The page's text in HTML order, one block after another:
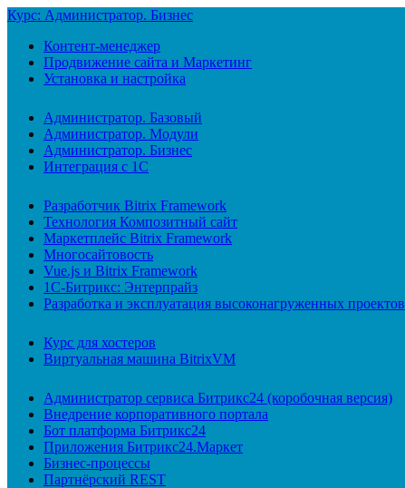
Курс: Администратор. Бизнес
Контент-менеджер
Продвижение сайта и Маркетинг
Установка и настройка
Администратор. Базовый
Администратор. Модули
Администратор. Бизнес
Интеграция с 1С
Разработчик Bitrix Framework
Технология Композитный сайт
Маркетплейс Bitrix Framework
Многосайтовость
Vue.js и Bitrix Framework
1С-Битрикс: Энтерпрайз
Разработка и эксплуатация высоконагруженных проектов
Курс для хостеров
Виртуальная машина BitrixVM
Администратор сервиса Битрикс24 (коробочная версия)
Внедрение корпоративного портала
Бот платформа Битрикс24
Приложения Битрикс24.Маркет
Бизнес-процессы
Партнёрский REST